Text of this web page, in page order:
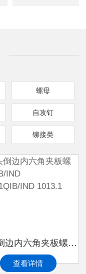
螺母
自攻钉
铆接类
平头倒边内六角夹板螺母 QIB/IND 1013.1QIB/IND 1013.1
查看详情